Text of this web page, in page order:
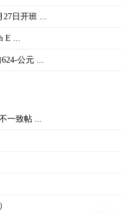
日开班 ...
E ...
公元 ...
一致帖 ...